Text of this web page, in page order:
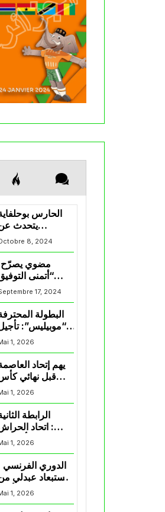
الحارس
يتحدث
طموحاته
المنتخب و
8, 2024
مضوي
“أتمنى
لممثلي
الجزائرية
17, 2024
البطولة
“موبيليس”:
مباراة
العاصمة
1, 2026
يهم إتحاد
قبل نهائي
اكاف :
يسقط بثلاثية
1, 2026
الرابطة
: اتحاد
يحسم التأهل
“البلاي أوف”
1, 2026
الدوري الفرنسي
استبعاد عبدلي
قائمة مرسيليا
1, 2026